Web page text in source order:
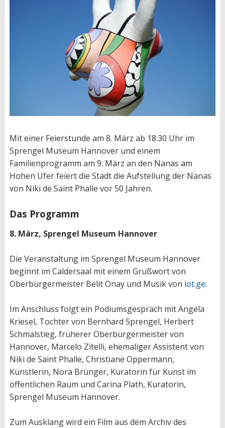
Mit einer Feierstunde am 8. März ab 18:30 Uhr im
Sprengel Museum Hannover und einem
Familienprogramm am 9. März an den Nanas am
Hohen Ufer feiert die Stadt die Aufstellung der Nanas
von Niki de Saint Phalle vor 50 Jahren.
Das Programm
8. März, Sprengel Museum Hannover
Die Veranstaltung im Sprengel Museum Hannover
beginnt im Caldersaal mit einem Grußwort von
Oberbürgermeister Belit Onay und Musik von iot.ge.
Im Anschluss folgt ein Podiumsgespräch mit Angela
Kriesel, Tochter von Bernhard Sprengel, Herbert
Schmalstieg, früherer Oberbürgermeister von
Hannover, Marcelo Zitelli, ehemaliger Assistent von
Niki de Saint Phalle, Christiane Oppermann,
Künstlerin, Nora Brünger, Kuratorin für Kunst im
öffentlichen Raum und Carina Plath, Kuratorin,
Sprengel Museum Hannover.
Zum Ausklang wird ein Film aus dem Archiv des